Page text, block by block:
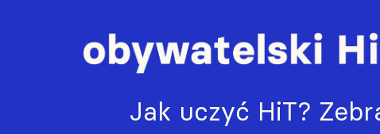
Jak uczyć HiT?